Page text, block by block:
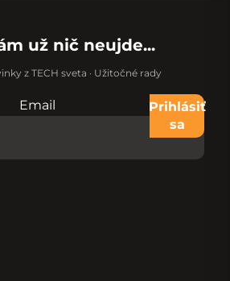
už nič neujde...
z TECH sveta · Užitočné rady
Nevypĺňajte toto pole:
Email
Prihlásiť
sa